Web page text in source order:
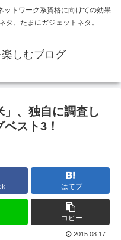
ットワーク系資格に向けての効果
タ、たまにガジェットネタ。
しむブログ
、独自に調査し
スト3！
はてブ
コピー
2015.08.17